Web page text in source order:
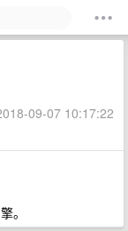
09-07 10:17:22
。